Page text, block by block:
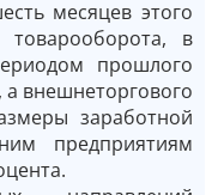
месяцев этого
товарооборота, в
прошлого
внешнеторгового
заработной
предприятиям